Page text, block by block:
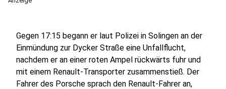
Gegen 17:15 begann er laut Polizei in Solingen an der
Einmündung zur Dycker Straße eine Unfallflucht,
nachdem er an einer roten Ampel rückwärts fuhr und
mit einem Renault-Transporter zusammenstieß. Der
Fahrer des Porsche sprach den Renault-Fahrer an,